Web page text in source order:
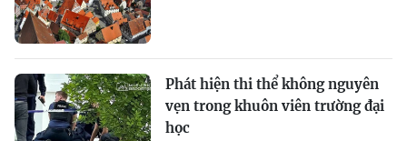
Phát hiện thi thể không nguyên
vẹn trong khuôn viên trường đại
học